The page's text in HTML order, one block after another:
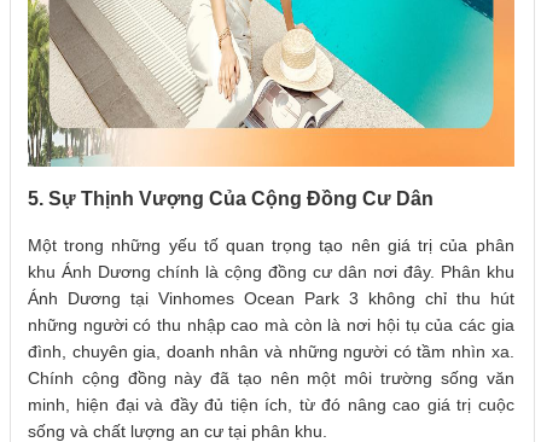
5. Sự Thịnh Vượng Của Cộng Đồng Cư Dân
Một trong những yếu tố quan trọng tạo nên giá trị của phân
khu Ánh Dương chính là cộng đồng cư dân nơi đây. Phân khu
Ánh Dương tại Vinhomes Ocean Park 3 không chỉ thu hút
những người có thu nhập cao mà còn là nơi hội tụ của các gia
đình, chuyên gia, doanh nhân và những người có tầm nhìn xa.
Chính cộng đồng này đã tạo nên một môi trường sống văn
minh, hiện đại và đầy đủ tiện ích, từ đó nâng cao giá trị cuộc
sống và chất lượng an cư tại phân khu.